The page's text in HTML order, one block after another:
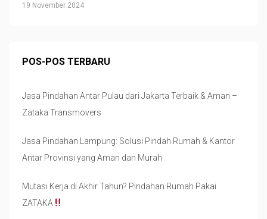
19 November 2024
POS-POS TERBARU
Jasa Pindahan Antar Pulau dari Jakarta Terbaik & Aman –
Zataka Transmovers
Jasa Pindahan Lampung: Solusi Pindah Rumah & Kantor
Antar Provinsi yang Aman dan Murah
Mutasi Kerja di Akhir Tahun? Pindahan Rumah Pakai
ZATAKA